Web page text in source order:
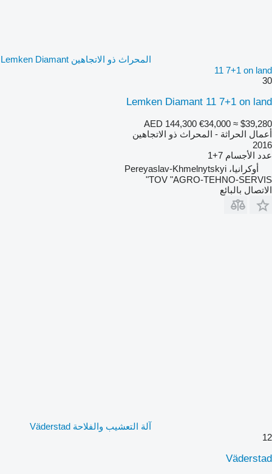
المحراث ذو الاتجاهين Lemken Diamant
11 7+1 on land
30
Lemken Diamant 11 7+1 on land
AED 144,300 €34,000 ≈ $39,280
أعمال الحراثة - المحراث ذو الاتجاهين
2016
عدد الأجسام 7+1
أوكرانيا، Pereyaslav-Khmelnytskyi
TOV "AGRO-TEHNO-SERVIS"
الاتصال بالبائع
آلة التعشيب والفلاحة Väderstad
12
Väderstad